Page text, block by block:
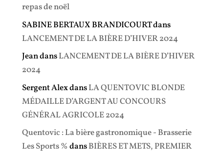
repas de noël
SABINE BERTAUX BRANDICOURTdans
LANCEMENT DE LA BIÈRE D’HIVER 2024
JeandansLANCEMENT DE LA BIÈRE D’HIVER
2024
Sergent AlexdansLA QUENTOVIC BLONDE
MÉDAILLE D’ARGENT AU CONCOURS
GÉNÉRAL AGRICOLE 2024
Quentovic : La bière gastronomique - Brasserie
Les Sports % dansBIÈRES ET METS, PREMIER